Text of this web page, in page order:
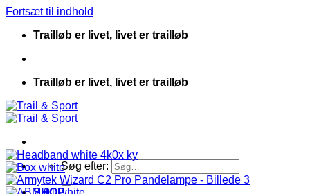
Fortsæt til indhold
Trailløb er livet, livet er trailløb
Trailløb er livet, livet er trailløb
Søg efter: